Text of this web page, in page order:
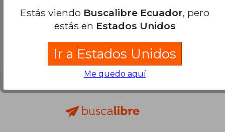
Estás viendo Buscalibre Ecuador, pero
estás en Estados Unidos
Ir a Estados Unidos
Me quedo aquí